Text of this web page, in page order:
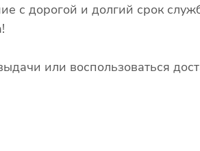
с дорогой и долгий срок
или воспользоваться